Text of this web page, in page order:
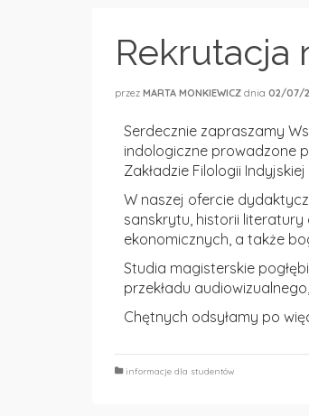
Rekrutacja
przez MARTA MONKIEWICZ dnia 02/07/
Serdecznie zapraszamy
indologiczne prowadzone
Zakładzie Filologii Indyjskiej
W naszej ofercie
sanskrytu, historii literatury
ekonomicznych, a także
Studia magisterskie
przekładu
Chętnych odsyłamy po
informacje dla studentów